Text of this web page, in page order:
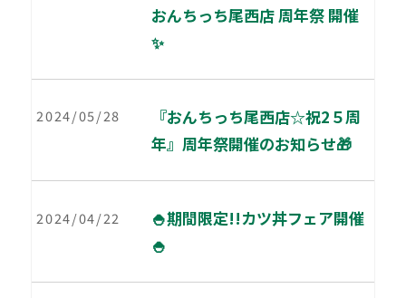
おんちっち尾西店 周年祭 開催
✨
2024/05/28
『おんちっち尾西店☆祝2５周
年』周年祭開催のお知らせ🎁
2024/04/22
🍚期間限定!!カツ丼フェア開催
🍚